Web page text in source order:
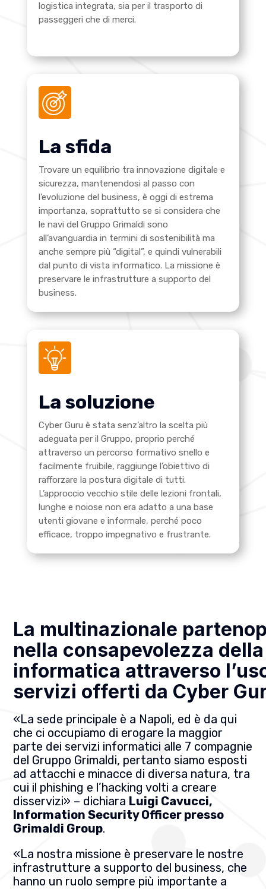
logistica integrata, sia per il trasporto di
passeggeri che di merci.
La sfida
Trovare un equilibrio tra innovazione digitale e
sicurezza, mantenendosi al passo con
l’evoluzione del business, è oggi di estrema
importanza, soprattutto se si considera che
le navi del Gruppo Grimaldi sono
all’avanguardia in termini di sostenibilità ma
anche sempre più “digital”, e quindi vulnerabili
dal punto di vista informatico. La missione è
preservare le infrastrutture a supporto del
business.
La soluzione
Cyber Guru è stata senz’altro la scelta più
adeguata per il Gruppo, proprio perché
attraverso un percorso formativo snello e
facilmente fruibile, raggiunge l’obiettivo di
rafforzare la postura digitale di tutti.
L’approccio vecchio stile delle lezioni frontali,
lunghe e noiose non era adatto a una base
utenti giovane e informale, perché poco
efficace, troppo impegnativo e frustrante.
La multinazionale
nella consapevolezza
informatica attraverso
servizi offerti da Cyber
«La sede principale è a Napoli, ed è da qui
che ci occupiamo di erogare la maggior
parte dei servizi informatici alle 7 compagnie
del Gruppo Grimaldi, pertanto siamo esposti
ad attacchi e minacce di diversa natura, tra
cui il phishing e l’hacking volti a creare
disservizi» – dichiara Luigi Cavucci,
Information Security Officer presso
Grimaldi Group.
«La nostra missione è preservare le nostre
infrastrutture a supporto del business, che
hanno un ruolo sempre più importante a